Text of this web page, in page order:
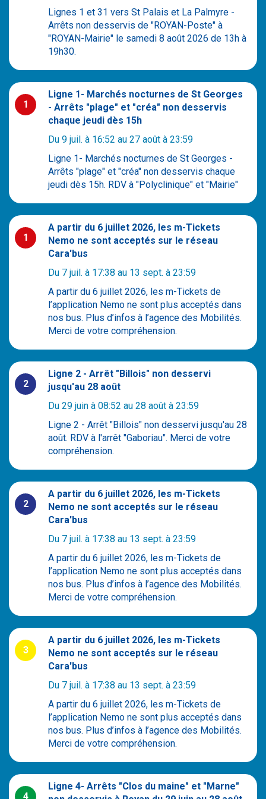
Lignes 1 et 31 vers St Palais et La Palmyre -
Arrêts non desservis de "ROYAN-Poste" à
"ROYAN-Mairie" le samedi 8 août 2026 de 13h à
19h30.
1
Ligne 1- Marchés nocturnes de St Georges
- Arrêts "plage" et "créa" non desservis
chaque jeudi dès 15h
Du 9 juil. à 16:52 au 27 août à 23:59
Ligne 1- Marchés nocturnes de St Georges -
Arrêts "plage" et "créa" non desservis chaque
jeudi dès 15h. RDV à "Polyclinique" et "Mairie"
1
A partir du 6 juillet 2026, les m-Tickets
Nemo ne sont acceptés sur le réseau
Cara'bus
Du 7 juil. à 17:38 au 13 sept. à 23:59
A partir du 6 juillet 2026, les m-Tickets de
l’application Nemo ne sont plus acceptés dans
nos bus. Plus d’infos à l’agence des Mobilités.
Merci de votre compréhension.
2
Ligne 2 - Arrêt "Billois" non desservi
jusqu'au 28 août
Du 29 juin à 08:52 au 28 août à 23:59
Ligne 2 - Arrêt "Billois" non desservi jusqu'au 28
août. RDV à l'arrêt "Gaboriau". Merci de votre
compréhension.
2
A partir du 6 juillet 2026, les m-Tickets
Nemo ne sont acceptés sur le réseau
Cara'bus
Du 7 juil. à 17:38 au 13 sept. à 23:59
A partir du 6 juillet 2026, les m-Tickets de
l’application Nemo ne sont plus acceptés dans
nos bus. Plus d’infos à l’agence des Mobilités.
Merci de votre compréhension.
3
A partir du 6 juillet 2026, les m-Tickets
Nemo ne sont acceptés sur le réseau
Cara'bus
Du 7 juil. à 17:38 au 13 sept. à 23:59
A partir du 6 juillet 2026, les m-Tickets de
l’application Nemo ne sont plus acceptés dans
nos bus. Plus d’infos à l’agence des Mobilités.
Merci de votre compréhension.
4
Ligne 4- Arrêts "Clos du maine" et "Marne"
contacter
Numéro de téléphone : 0 810 810 977(n° Azur - 0,06 € /
appel + prix appel)
: TRANSDEV ROYAN ATLANTIQUE, SAS, au capital
de 37 000 euros, dont le siège social est 30 rue Roland
Moreno, 17200 SAINT-SULPICE-DE-ROYAN, inscrite au
Registre du Commerce et des Sociétés de Saintes sous
le numéro 492497649.
N° de TVA intracommunautaire
Hébergeur: OVH, SAS, au capital de 10 174 560 euros,
dont le siège social est 2 rue Kellermann - 59100
ROUBAIX - France., inscrite au Registre du Commerce et
42476141900045.
Numéro de téléphone : 09 72 10 10 07.
Conditions Générales d’Utilisation
confidentialité - Protection des données personnelles
Crédits : Photos / pictogrammes
©Violaine Cousty pour la charte graphique du site
©Yoshi Power Shot, ©P. Staehlé, ©Fée Clochette,
©Freepik, ©Transdev Royan Atlantique pour les photos
©Transdev Royan Atlantique pour les créations
graphiques
Information sur les cookies Conditions Générales
d’Utilisation
17200 Royan
Localiser mon agence
Contactez-nous